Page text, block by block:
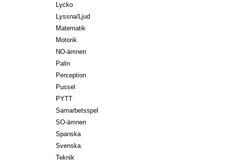
Lycko
Lyssna/Ljud
Matematik
Motorik
NO-ämnen
Palin
Perception
Pussel
PYTT
Samarbetsspel
SO-ämnen
Spanska
Svenska
Teknik